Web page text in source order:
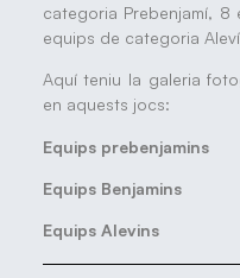
categoria Prebenjamí,
equips de categoria
Aquí teniu la galeria
en aquests jocs:
Equips prebenjamins
Equips Benjamins
Equips Alevins